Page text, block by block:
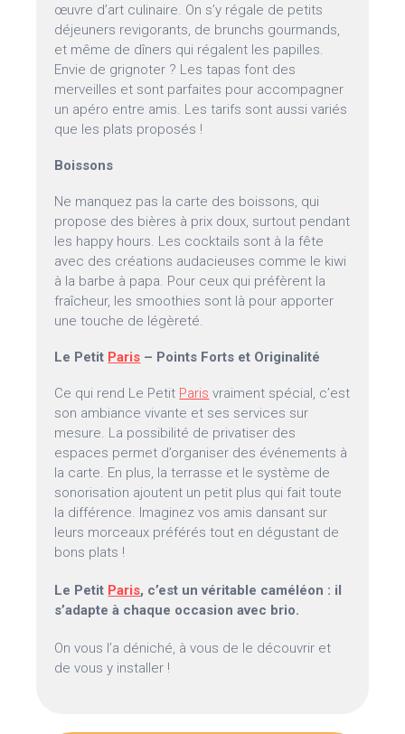
œuvre d’art culinaire. On s’y régale de petits
déjeuners revigorants, de brunchs gourmands,
et même de dîners qui régalent les papilles.
Envie de grignoter ? Les tapas font des
merveilles et sont parfaites pour accompagner
un apéro entre amis. Les tarifs sont aussi variés
que les plats proposés !
Boissons
Ne manquez pas la carte des boissons, qui
propose des bières à prix doux, surtout pendant
les happy hours. Les cocktails sont à la fête
avec des créations audacieuses comme le kiwi
à la barbe à papa. Pour ceux qui préfèrent la
fraîcheur, les smoothies sont là pour apporter
une touche de légèreté.
Le Petit Paris – Points Forts et Originalité
Ce qui rend Le Petit Paris vraiment spécial, c’est
son ambiance vivante et ses services sur
mesure. La possibilité de privatiser des
espaces permet d’organiser des événements à
la carte. En plus, la terrasse et le système de
sonorisation ajoutent un petit plus qui fait toute
la différence. Imaginez vos amis dansant sur
leurs morceaux préférés tout en dégustant de
bons plats !
Le Petit Paris, c’est un véritable caméléon : il
s’adapte à chaque occasion avec brio.
On vous l’a déniché, à vous de le découvrir et
de vous y installer !